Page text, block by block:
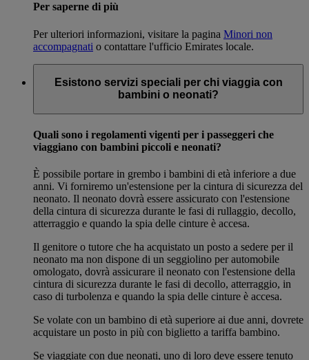
Per saperne di più
Per ulteriori informazioni, visitare la pagina Minori non
accompagnati o contattare l'ufficio Emirates locale.
Esistono servizi speciali per chi viaggia con
bambini o neonati?
Quali sono i regolamenti vigenti per i passeggeri che
viaggiano con bambini piccoli e neonati?
È possibile portare in grembo i bambini di età inferiore a due
anni. Vi forniremo un'estensione per la cintura di sicurezza del
neonato. Il neonato dovrà essere assicurato con l'estensione
della cintura di sicurezza durante le fasi di rullaggio, decollo,
atterraggio e quando la spia delle cinture è accesa.
Il genitore o tutore che ha acquistato un posto a sedere per il
neonato ma non dispone di un seggiolino per automobile
omologato, dovrà assicurare il neonato con l'estensione della
cintura di sicurezza durante le fasi di decollo, atterraggio, in
caso di turbolenza e quando la spia delle cinture è accesa.
Se volate con un bambino di età superiore ai due anni, dovrete
acquistare un posto in più con biglietto a tariffa bambino.
Se viaggiate con due neonati, uno di loro deve essere tenuto